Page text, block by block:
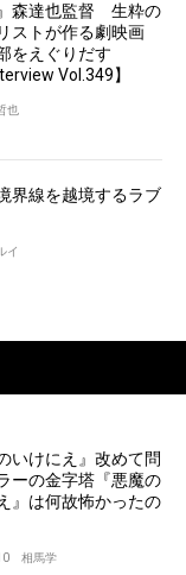
』森達也監督 生粋の
ストが作る劇映画
をえぐりだす
Vol.349】
也
界線を越境するラブ
イ
いけにえ』改めて問
ーの金字塔『悪魔の
』は何故怖かったの
相馬学